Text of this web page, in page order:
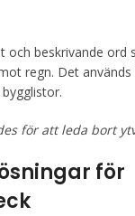
och beskrivande
regn. Det används
för att leda bort
för